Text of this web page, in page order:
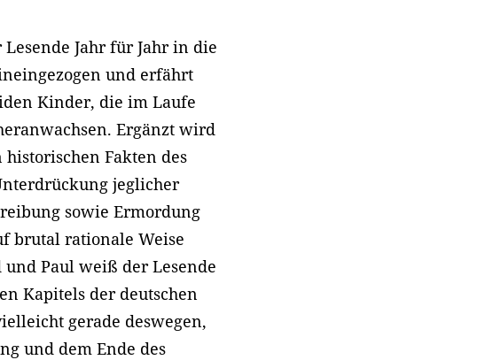
Jahr für Jahr in die
und erfährt
Kinder, die im Laufe
Ergänzt wird
Fakten des
jeglicher
sowie Ermordung
brutal rationale Weise
Paul weiß der Lesende
Kapitels der deutschen
gerade deswegen,
und dem Ende des